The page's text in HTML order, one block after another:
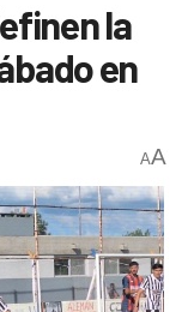
la
en
AA